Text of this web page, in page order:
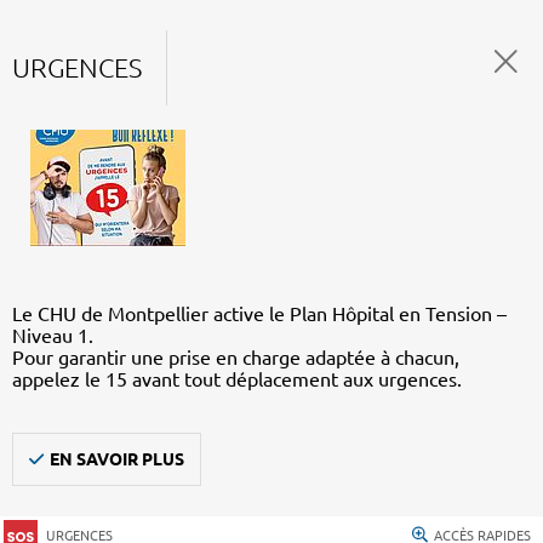
URGENCES
Le CHU de Montpellier active le Plan Hôpital en Tension –
Niveau 1.
Pour garantir une prise en charge adaptée à chacun,
appelez le 15 avant tout déplacement aux urgences.
EN SAVOIR PLUS
URGENCES ACCÈS RAPIDES